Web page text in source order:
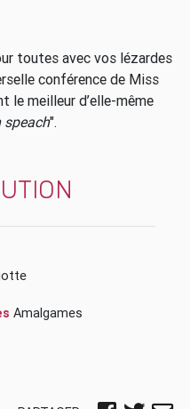
toutes avec vos lézardes
conférence de Miss
le meilleur d’elle-même
speach".
Amalgames